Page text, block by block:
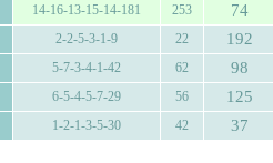
14-16-13-15-14-181 253 74
2-2-5-3-1-9 22 192
5-7-3-4-1-42 62 98
6-5-4-5-7-29 56 125
1-2-1-3-5-30 42 37